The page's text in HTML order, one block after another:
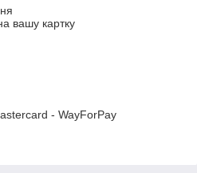
вашу картку
- WayForPay